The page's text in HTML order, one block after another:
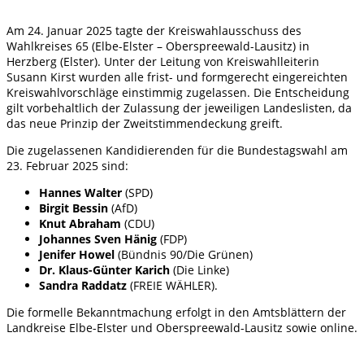
Am 24. Januar 2025 tagte der Kreiswahlausschuss des
Wahlkreises 65 (Elbe-Elster – Oberspreewald-Lausitz) in
Herzberg (Elster). Unter der Leitung von Kreiswahlleiterin
Susann Kirst wurden alle frist- und formgerecht eingereichten
Kreiswahlvorschläge einstimmig zugelassen. Die Entscheidung
gilt vorbehaltlich der Zulassung der jeweiligen Landeslisten, da
das neue Prinzip der Zweitstimmendeckung greift.
Die zugelassenen Kandidierenden für die Bundestagswahl am
23. Februar 2025 sind:
Hannes Walter (SPD)
Birgit Bessin (AfD)
Knut Abraham (CDU)
Johannes Sven Hänig (FDP)
Jenifer Howel (Bündnis 90/Die Grünen)
Dr. Klaus-Günter Karich (Die Linke)
Sandra Raddatz (FREIE WÄHLER).
Die formelle Bekanntmachung erfolgt in den Amtsblättern der
Landkreise Elbe-Elster und Oberspreewald-Lausitz sowie online.